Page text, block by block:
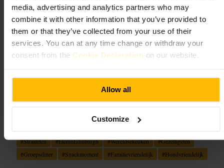
media, advertising and analytics partners who may
combine it with other information that you’ve provided to
them or that they’ve collected from your use of their
services. You can at any time change or withdraw your
consent from the Cookie Declaration on our website.
Allow all
Customize
Eten en drinken•Foodcourt
4,5
4,2
Afbeelding /The Edinburgh Reporter
“Wereldse smaken, informeel samenzijn.”
#Straateten #EteninEdinburgh #Wereldsekeuken #Gezelligeten
#Groepsdiner #Snackmoment #Familievriendelijk #Hondvriendelijk